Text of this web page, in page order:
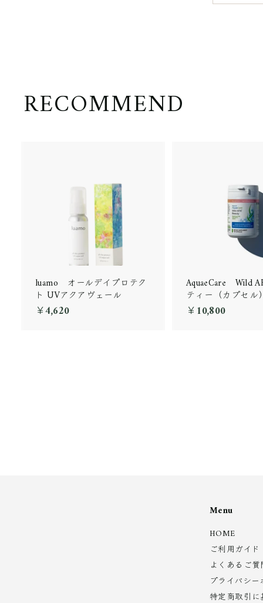
RECOMMEND
luamo オールデイプロテク
ト UVアクアヴェール
￥4,620
AquaeCare Wild
ティー（カプセル
￥10,800
Menu
HOME
ご利用ガイド
よくあるご
プライバシ
特定商取引